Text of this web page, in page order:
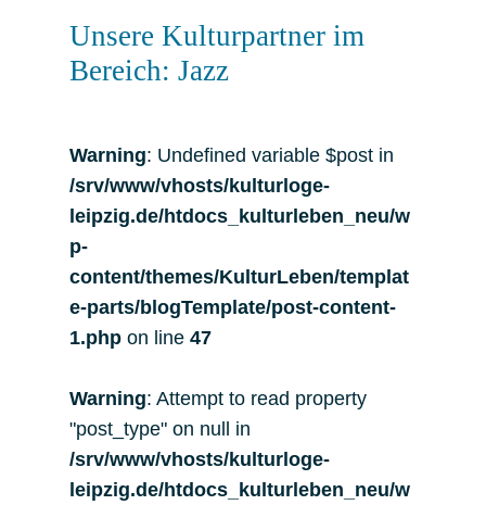
Unsere Kulturpartner im
Bereich: Jazz
Warning: Undefined variable $post in
/srv/www/vhosts/kulturloge-
leipzig.de/htdocs_kulturleben_neu/w
p-
content/themes/KulturLeben/templat
e-parts/blogTemplate/post-content-
1.php on line 47
Warning: Attempt to read property
"post_type" on null in
/srv/www/vhosts/kulturloge-
leipzig.de/htdocs_kulturleben_neu/w